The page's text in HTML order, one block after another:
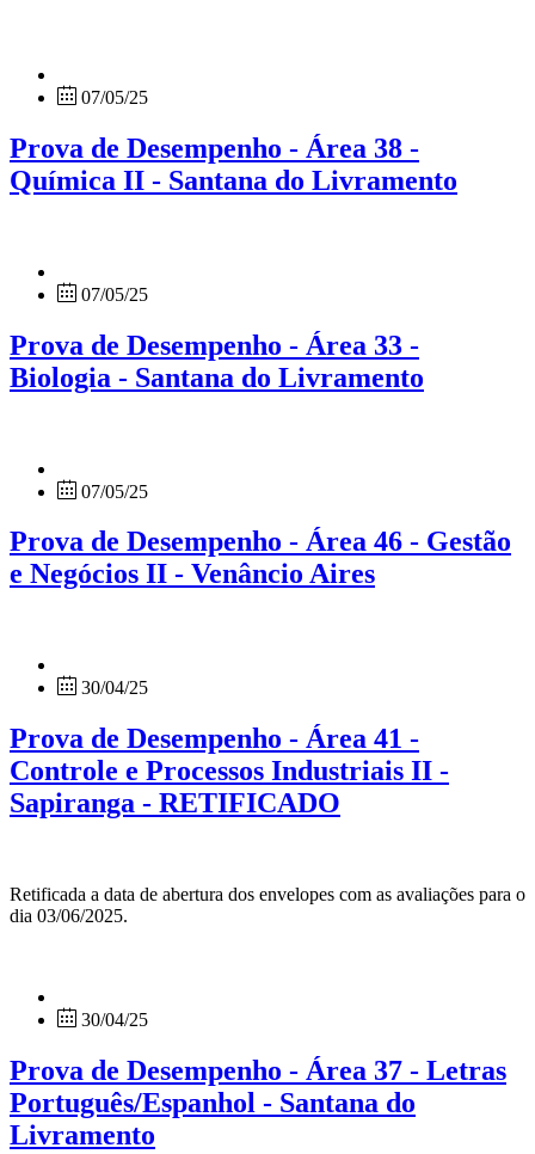
07/05/25
Prova de Desempenho - Área 38 -
Química II - Santana do Livramento
07/05/25
Prova de Desempenho - Área 33 -
Biologia - Santana do Livramento
07/05/25
Prova de Desempenho - Área 46 - Gestão
e Negócios II - Venâncio Aires
30/04/25
Prova de Desempenho - Área 41 -
Controle e Processos Industriais II -
Sapiranga - RETIFICADO
Retificada a data de abertura dos envelopes com as avaliações para o
dia 03/06/2025.
30/04/25
Prova de Desempenho - Área 37 - Letras
Português/Espanhol - Santana do
Livramento